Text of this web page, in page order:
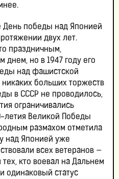
День победы над Японией
двух лет.
праздничным,
но в 1947 году его
над фашистской
никаких больших торжеств
в СССР не проводилось,
ограничивались
летия Великой Победы
размахом отметила
над Японией уже
всех ветеранов —
кто воевал на Дальнем
одинаковый статус